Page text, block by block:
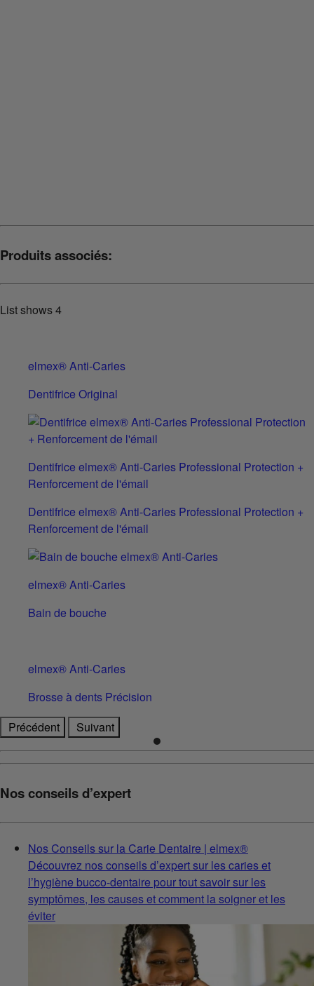
Produits associés:
List shows4
elmex® Anti-Caries
Dentifrice Original
Dentifrice elmex® Anti-Caries Professional Protection +
Renforcement de l'émail
Dentifrice elmex® Anti-Caries Professional Protection +
Renforcement de l'émail
elmex® Anti-Caries
Bain de bouche
elmex® Anti-Caries
Brosse à dents Précision
Précédent
Suivant
Nos conseils d’expert
Nos Conseils sur la Carie Dentaire | elmex®
Découvrez nos conseils d’expert sur les caries et
l’hygiène bucco-dentaire pour tout savoir sur les
symptômes, les causes et comment la soigner et les
éviter